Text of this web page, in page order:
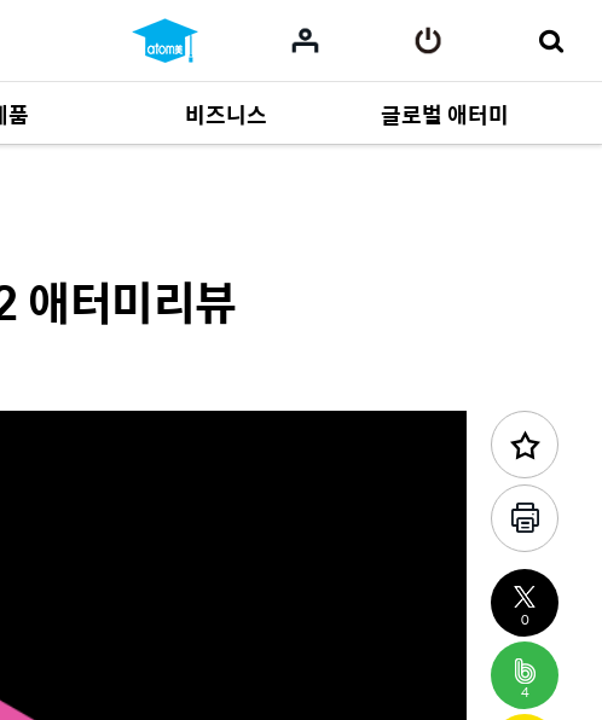
품
685
비즈니스
사업 자료165
글로벌 애터미
이전 콘텐츠
애터미리뷰